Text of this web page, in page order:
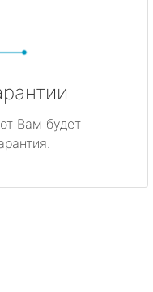
Вам будет